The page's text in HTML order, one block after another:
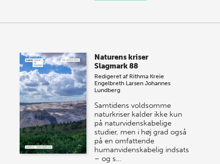
Naturens kriser
Slagmark 88
Redigeret af Rithma Kreie
Engelbreth Larsen Johannes
Lundberg
Samtidens voldsomme
naturkriser kalder ikke kun
på naturvidenskabelige
studier, men i høj grad også
på en omfattende
humanvidenskabelig indsats
– og s…